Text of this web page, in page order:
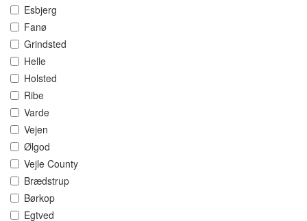
Esbjerg
Fanø
Grindsted
Helle
Holsted
Ribe
Varde
Vejen
Ølgod
Vejle County
Brædstrup
Børkop
Egtved